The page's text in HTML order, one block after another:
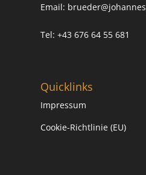
Email:
Tel: +43 676 64 55 681
Quicklinks
Impressum
Cookie-Richtlinie (EU)